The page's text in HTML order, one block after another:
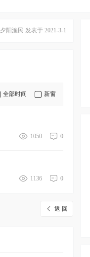
夕阳渔民 发表于 2021-3-1
新窗
全部时间
0
1050
0
1136
返 回